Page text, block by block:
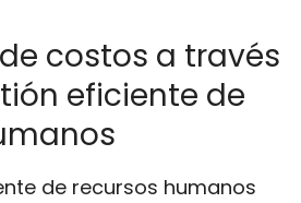
costos a través
eficiente de
de recursos humanos